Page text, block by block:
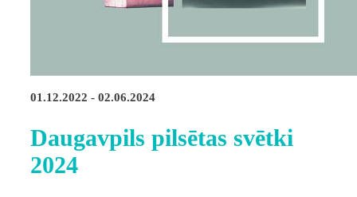
01.12.2022 - 02.06.2024
Daugavpils pilsētas svētki
2024